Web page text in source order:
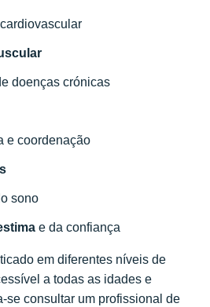
doenças crónicas
e coordenação
sono
e da confiança
em diferentes níveis de
a todas as idades e
se consultar um profissional de